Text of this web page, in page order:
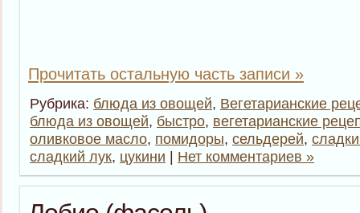
Прочитать остальную часть записи »
Рубрика: блюда из овощей, Вегетарианские
блюда из овощей, быстро, вегетарианские
оливковое масло, помидоры, сельдерей,
сладкий лук, цукини | Нет комментариев »